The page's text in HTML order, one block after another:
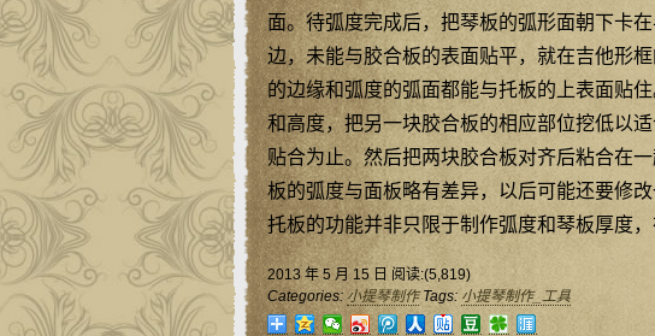
面。待弧度完成后，把琴板的弧形面朝下卡
边，未能与胶合板的表面贴平，就在吉他形
的边缘和弧度的弧面都能与托板的上表面贴
和高度，把另一块胶合板的相应部位挖低以
贴合为止。然后把两块胶合板对齐后粘合在
板的弧度与面板略有差异，以后可能还要修
托板的功能并非只限于制作弧度和琴板厚度
2013 年 5 月 15 日 阅读:(5,819)
Categories: 小提琴制作Tags: 小提琴制作_工具